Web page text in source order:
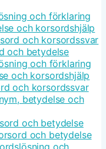
och förklaring
och korsordshjälp
och korsordssvar
och betydelse
och förklaring
och korsordshjälp
och korsordssvar
betydelse och
och betydelse
och betydelse
och